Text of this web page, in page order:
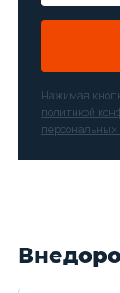
Нажимая
политикой